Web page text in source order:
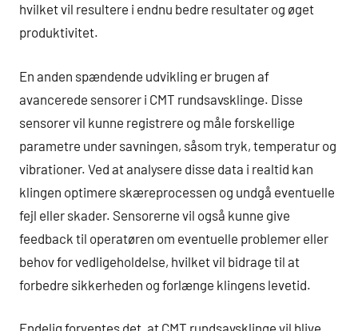
hvilket vil resultere i endnu bedre resultater og øget
produktivitet.
En anden spændende udvikling er brugen af
avancerede sensorer i CMT rundsavsklinge. Disse
sensorer vil kunne registrere og måle forskellige
parametre under savningen, såsom tryk, temperatur og
vibrationer. Ved at analysere disse data i realtid kan
klingen optimere skæreprocessen og undgå eventuelle
fejl eller skader. Sensorerne vil også kunne give
feedback til operatøren om eventuelle problemer eller
behov for vedligeholdelse, hvilket vil bidrage til at
forbedre sikkerheden og forlænge klingens levetid.